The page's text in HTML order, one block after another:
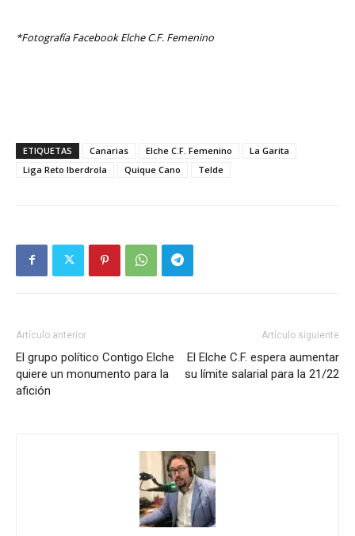
*Fotografía Facebook Elche C.F. Femenino
ETIQUETAS Canarias Elche C.F. Femenino
La Garita
Liga Reto Iberdrola
Quique Cano Telde
Artículo anterior
El grupo político Contigo Elche
quiere un monumento para la
afición
Artículo siguiente
El Elche C.F. espera aumentar
su límite salarial para la 21/22